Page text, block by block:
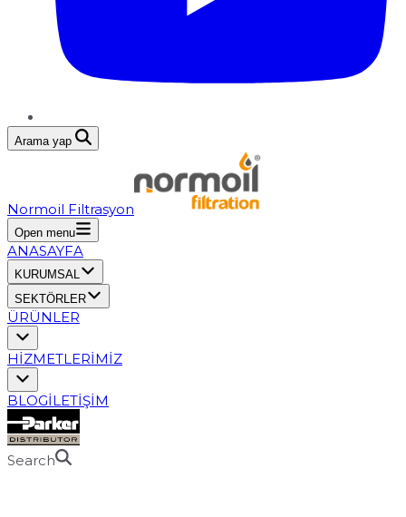
Arama yap
Normoil Filtrasyon
Open menu
ANASAYFA
KURUMSAL
SEKTÖRLER
ÜRÜNLER
HİZMETLERİMİZ
BLOGİLETİŞİM
Search